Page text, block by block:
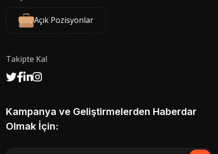
Açık Pozisyonlar
Takipte Kal
Kampanya ve Geliştirmelerden Haberdar
Olmak İçin: